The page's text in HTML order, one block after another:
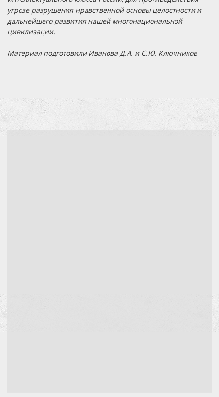
угрозе разрушения нравственной основы целостности и
дальнейшего развития нашей многонациональной
цивилизации.
Материал подготовили Иванова Д.А. и С.Ю. Ключников